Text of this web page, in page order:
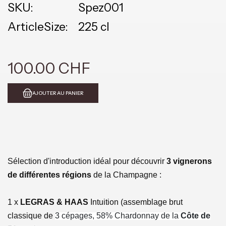
SKU:
Spez001
ArticleSize:
225 cl
100.00 CHF
AJOUTER AU PANIER
Sélection d'introduction idéal pour découvrir 3 vignerons
de différentes régions de la Champagne :
1 x LEGRAS & HAAS Intuition (assemblage brut
classique de 3 cépages, 58% Chardonnay de la Côte de